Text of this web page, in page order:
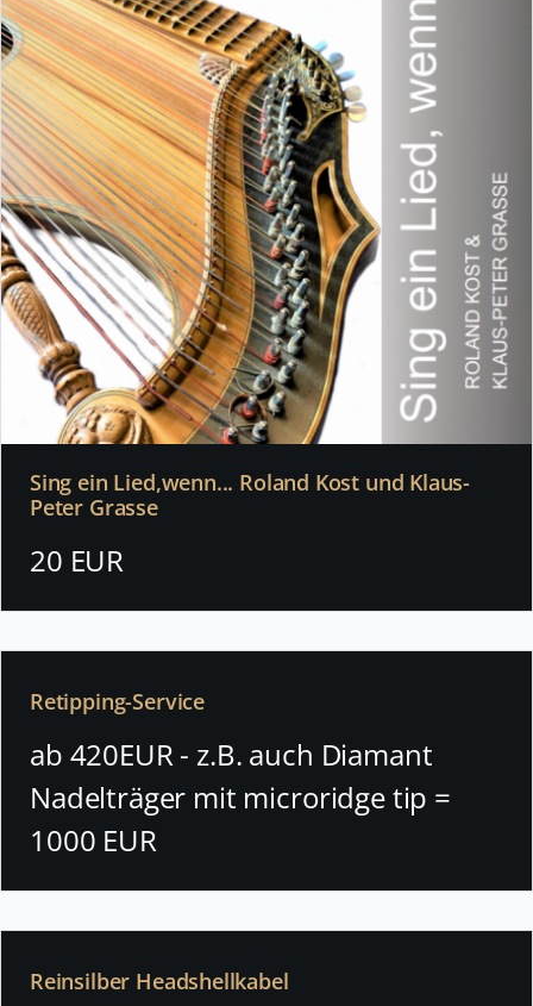
Sing ein Lied,wenn... Roland Kost und Klaus-
Peter Grasse
20 EUR
Retipping-Service
ab 420EUR - z.B. auch Diamant
Nadelträger mit microridge tip =
1000 EUR
Reinsilber Headshellkabel